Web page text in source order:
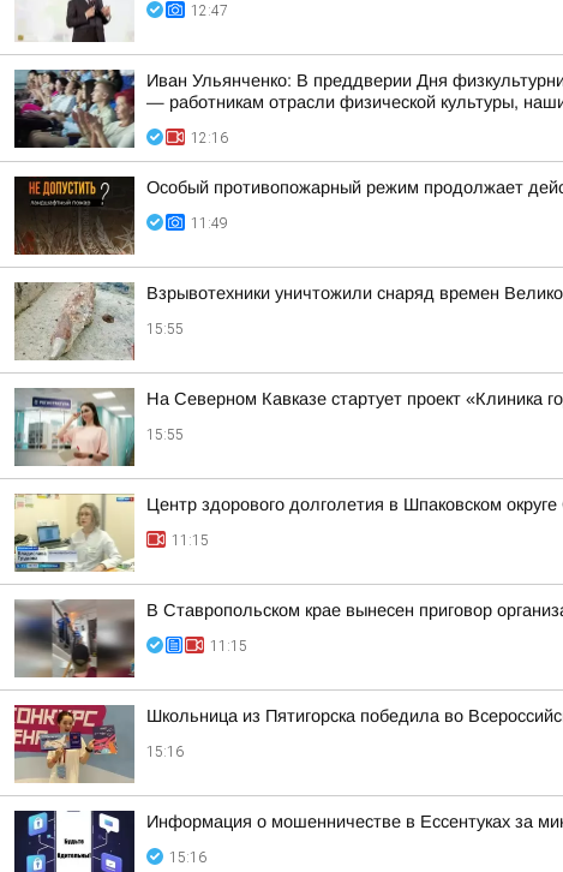
12:47
Иван Ульянченко: В преддверии Дня
— работникам отрасли физической культуры,
12:16
Особый противопожарный режим продолжает
11:49
Взрывотехники уничтожили снаряд времен
15:55
На Северном Кавказе стартует проект «Клиника
15:55
Центр здорового долголетия в Шпаковском
11:15
В Ставропольском крае вынесен приговор
11:15
Школьница из Пятигорска победила во
15:16
Информация о мошенничестве в Ессентуках за
15:16